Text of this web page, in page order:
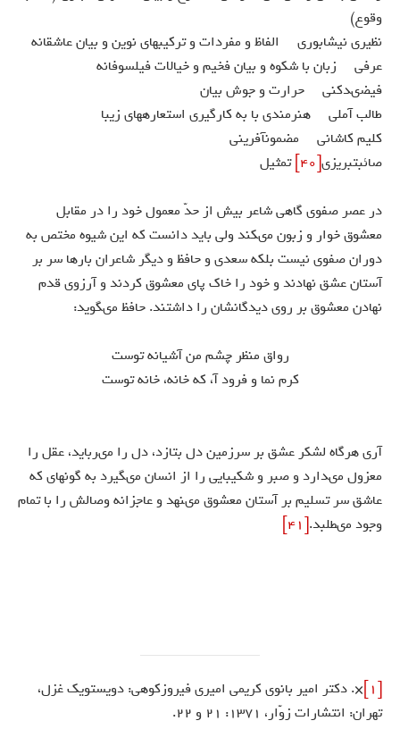
وقوع)
نظيرى نيشابورى الفاظ و مفردات و تركيبهاى نوين و بيان عاشقانه
عرفى زبان با شكوه و بيان فخيم و خيالات فيلسوفانه
فيضى‏دكنى حرارت و جوش بيان
طالب آملى هنرمندى با به كارگيرى استعاره‏هاى زيبا
كليم كاشانى مضمون‏آفرينى
صائب‏تبريزى[40] تمثيل
در عصر صفوى گاهى شاعر بيش از حدّ معمول خود را در مقابل
معشوق خوار و زبون مى‏كند ولى بايد دانست كه اين شيوه مختص به
دوران صفوى نيست بلكه سعدى و حافظ و ديگر شاعران بارها سر بر
آستان عشق نهادند و خود را خاك پاى معشوق كردند و آرزوى قدم
نهادن معشوق بر روى ديدگانشان را داشتند. حافظ مى‏گويد:
رواق منظر چشم من آشيانه توست
كرم نما و فرود آ، كه خانه، خانه توست
آرى هرگاه لشكر عشق بر سرزمين دل بتازد، دل را مى‏ربايد، عقل را
معزول مى‏دارد و صبر و شكيبايى را از انسان مى‏گيرد به گونه‏اى كه
عاشق سر تسليم بر آستان معشوق مى‏نهد و عاجزانه وصالش را با تمام
وجود مى‏طلبد.[41]
[1]
×. دكتر امير بانوى كريمى اميرى فيروزكوهى: دويست‏ويك غزل،
تهران: انتشارات زوّار، 1371: 21 و 22.